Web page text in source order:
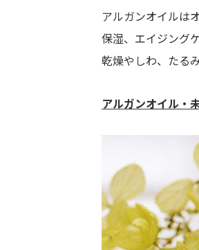
アルガンオイルは
保湿、エイジング
乾燥やしわ、たる
アルガンオイル・